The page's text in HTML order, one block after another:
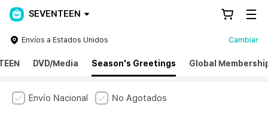
SEVENTEEN
Envíos a Estados Unidos Cambiar
DVD/Media Season's Greetings Global
Envío Nacional No Agotados